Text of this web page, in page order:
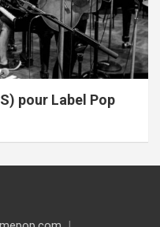
pour Label Pop